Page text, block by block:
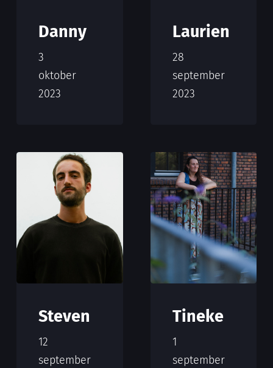
Danny
3
oktober
2023
Laurien
28
september
2023
Steven
12
september
Tineke
1
september